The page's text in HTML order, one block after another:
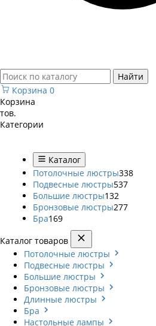
Найти
Корзина 0
Корзина
тов.
Категории
Каталог
Потолочные люстры338
Подвесные люстры537
Большие люстры132
Бронзовые люстры277
Бра169
Каталог товаров
Потолочные люстры
Подвесные люстры
Большие люстры
Бронзовые люстры
Длинные люстры
Бра
Настольные лампы